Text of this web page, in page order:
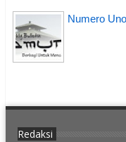
Numero
Redaksi